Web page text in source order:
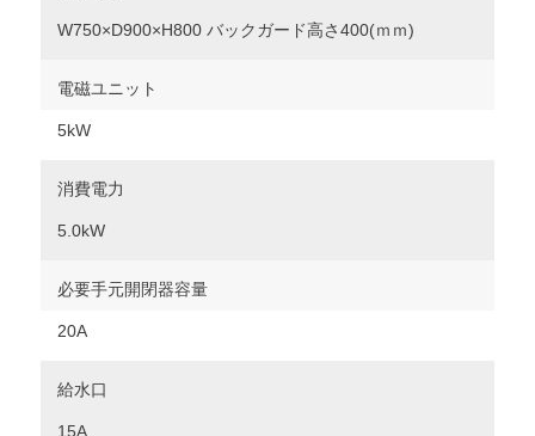
W750×D900×H800 バックガード高さ400(ｍｍ)
電磁ユニット
5kW
消費電力
5.0kW
必要手元開閉器容量
20A
給水口
15A